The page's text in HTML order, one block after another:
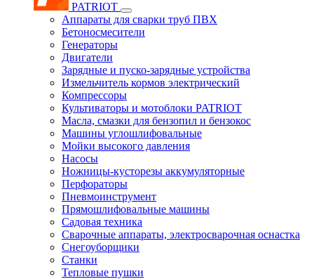
PATRIOT
Аппараты для сварки труб ПВХ
Бетоносмесители
Генераторы
Двигатели
Зарядные и пуско-зарядные устройства
Измельчитель кормов электрический
Компрессоры
Культиваторы и мотоблоки PATRIOT
Масла, смазки для бензопил и бензокос
Машины углошлифовальные
Мойки высокого давления
Насосы
Ножницы-кусторезы аккумуляторные
Перфораторы
Пневмоинструмент
Прямошлифовальные машины
Садовая техника
Сварочные аппараты, электросварочная оснастка
Снегоуборщики
Станки
Тепловые пушки